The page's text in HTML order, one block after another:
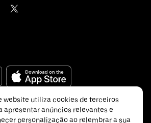
Inc.
website utiliza cookies de terceiros
apresentar anúncios relevantes e
personalização ao relembrar a sua